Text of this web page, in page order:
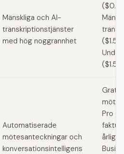
Mänskliga och AI-
transkriptionstjänster
med hög noggrannhet
Automatiserade
mötesanteckningar och
konversationsintelligens
Pro